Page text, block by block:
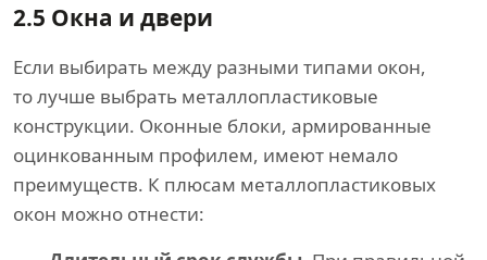
2.5 Окна и двери
Если выбирать между разными типами окон,
то лучше выбрать металлопластиковые
конструкции. Оконные блоки, армированные
оцинкованным профилем, имеют немало
преимуществ. К плюсам металлопластиковых
окон можно отнести: